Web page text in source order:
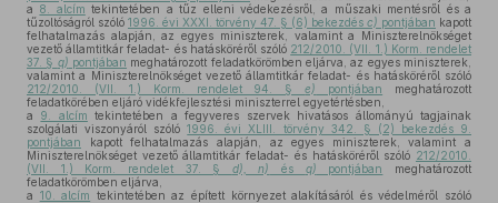
a 8. alcím tekintetében a tűz elleni védekezésről, a műszaki mentésről és a
tűzoltóságról szóló 1996. évi XXXI. törvény 47. § (6) bekezdés c) pontjában kapott
felhatalmazás alapján, az egyes miniszterek, valamint a Miniszterelnökséget
vezető államtitkár feladat- és hatásköréről szóló 212/2010. (VII. 1.) Korm. rendelet
37. § q) pontjában meghatározott feladatkörömben eljárva, az egyes miniszterek,
valamint a Miniszterelnökséget vezető államtitkár feladat- és hatásköréről szóló
212/2010. (VII. 1.) Korm. rendelet 94. §e) pontjában meghatározott
feladatkörében eljáró vidékfejlesztési miniszterrel egyetértésben,
a 9. alcím tekintetében a fegyveres szervek hivatásos állományú tagjainak
szolgálati viszonyáról szóló1996. évi XLIII. törvény 342. § (2) bekezdés 9.
pontjában kapott felhatalmazás alapján, az egyes miniszterek, valamint a
Miniszterelnökséget vezető államtitkár feladat- és hatásköréről szóló 212/2010.
(VII. 1.) Korm. rendelet 37. § d), n) és q) pontjában
meghatározott
feladatkörömben eljárva,
a 10. alcím tekintetében az épített környezet alakításáról és védelméről szóló